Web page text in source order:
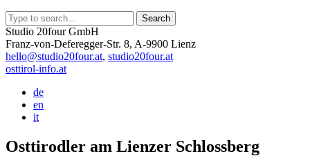
Studio 20four GmbH
Franz-von-Deferegger-Str. 8, A-9900 Lienz
hello@studio20four.at, studio20four.at
osttirol-info.at
de
en
it
Osttirodler am Lienzer Schlossberg